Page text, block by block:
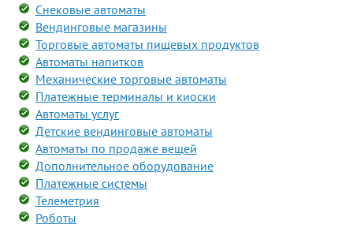
Снековые автоматы
Вендинговые магазины
Торговые автоматы пищевых продуктов
Автоматы напитков
Механические торговые автоматы
Платежные терминалы и киоски
Автоматы услуг
Детские вендинговые автоматы
Автоматы по продаже вещей
Дополнительное оборудование
Платежные системы
Телеметрия
Роботы